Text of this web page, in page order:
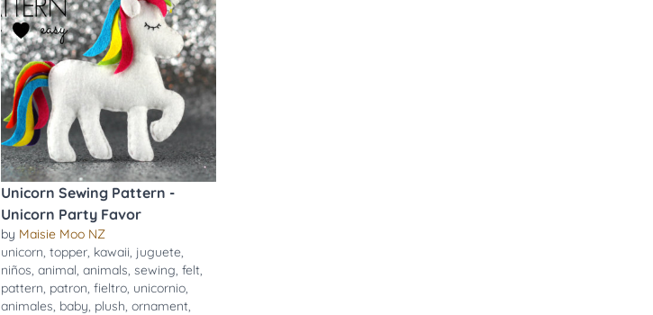
Unicorn Sewing Pattern -
Unicorn Party Favor
by Maisie Moo NZ
unicorn,topper, kawaii, juguete,
niños,animal,animals,sewing,felt,
pattern, patron,fieltro, unicornio,
animales, baby, plush,ornament,